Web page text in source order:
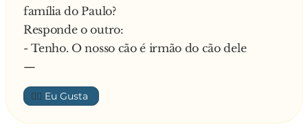
família do Paulo?
Responde o outro:
- Tenho. O nosso cão é irmão do cão dele
—
👍🏼